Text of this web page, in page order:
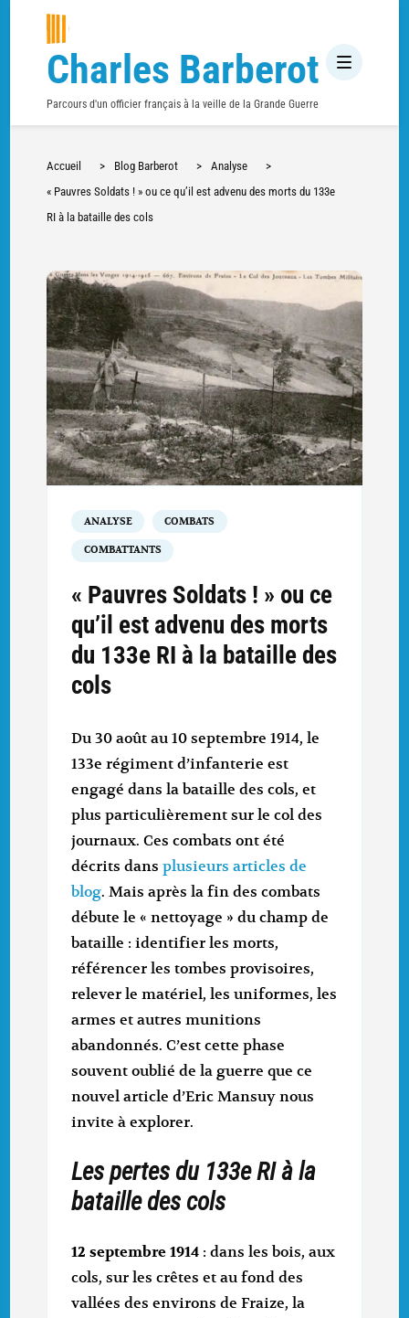
Charles Barberot
Parcours d'un officier français à la veille de la Grande Guerre
Accueil > Blog Barberot > Analyse
>
« Pauvres Soldats ! » ou ce qu’il est advenu des morts du 133e
RI à la bataille des cols
ANALYSE COMBATS
COMBATTANTS
« Pauvres Soldats ! » ou ce
qu’il est advenu des morts
du 133e RI à la bataille des
cols
Du 30 août au 10 septembre 1914, le
133e régiment d’infanterie est
engagé dans la bataille des cols, et
plus particulièrement sur le col des
journaux. Ces combats ont été
décrits dansplusieurs articles de
blog. Mais après la fin des combats
débute le « nettoyage » du champ de
bataille : identifier les morts,
référencer les tombes provisoires,
relever le matériel, les uniformes, les
armes et autres munitions
abandonnés. C’est cette phase
souvent oublié de la guerre que ce
nouvel article d’Eric Mansuy nous
invite à explorer.
Les pertes du 133e RI à la
bataille des cols
12 septembre 1914 : dans les bois, aux
cols, sur les crêtes et au fond des
vallées des environs de Fraize, la